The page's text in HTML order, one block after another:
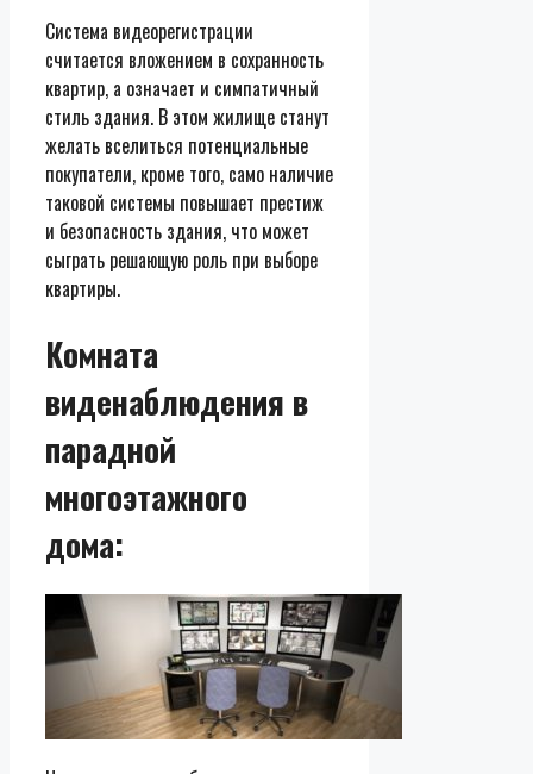
Система видеорегистрации
считается вложением в сохранность
квартир, а означает и симпатичный
стиль здания. В этом жилище станут
желать вселиться потенциальные
покупатели, кроме того, само наличие
таковой системы повышает престиж
и безопасность здания, что может
сыграть решающую роль при выборе
квартиры.
Комната
виденаблюдения в
парадной
многоэтажного
дома: